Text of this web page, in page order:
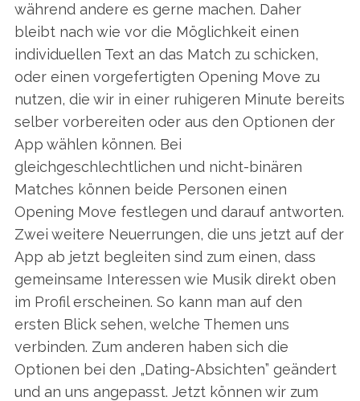
während andere es gerne machen. Daher
bleibt nach wie vor die Möglichkeit einen
individuellen Text an das Match zu schicken,
oder einen vorgefertigten Opening Move zu
nutzen, die wir in einer ruhigeren Minute bereits
selber vorbereiten oder aus den Optionen der
App wählen können. Bei
gleichgeschlechtlichen und nicht-binären
Matches können beide Personen einen
Opening Move festlegen und darauf antworten.
Zwei weitere Neuerrungen, die uns jetzt auf der
App ab jetzt begleiten sind zum einen, dass
gemeinsame Interessen wie Musik direkt oben
im Profil erscheinen. So kann man auf den
ersten Blick sehen, welche Themen uns
verbinden. Zum anderen haben sich die
Optionen bei den „Dating-Absichten” geändert
und an uns angepasst. Jetzt können wir zum